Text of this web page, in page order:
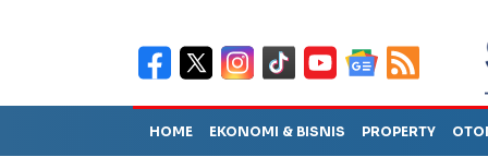
HOME EKONOMI & BISNIS PROPERTY